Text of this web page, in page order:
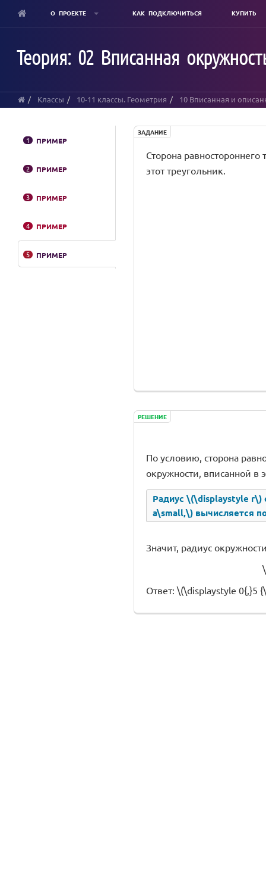
content
О ПРОЕКТЕ КАК ПОДКЛЮЧИТЬСЯ КУПИТЬ
Теория: 02 Вписанная
Классы 10-11 классы. Геометрия 10 Вписанная и
1 ПРИМЕР
2 ПРИМЕР
3 ПРИМЕР
4 ПРИМЕР
5 ПРИМЕР
ЗАДАНИЕ
Сторона
этот треугольник.
РЕШЕНИЕ
По условию, сторона
окружности, вписанной в
Радиус \(\displaystyle r\)
a\small,\) вычисляется
Значит, радиус
Ответ: \(\displaystyle 0{,}5